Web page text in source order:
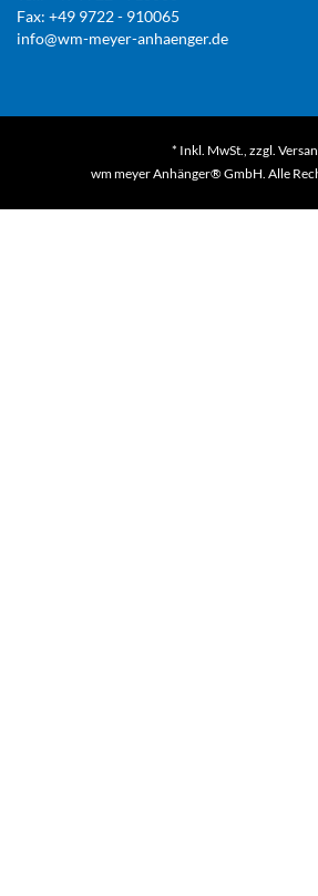
Fax: +49 9722 - 910065
info@wm-meyer-anhaenger.de
* Inkl. MwSt., zzgl.
wm meyer Anhänger® GmbH. Alle